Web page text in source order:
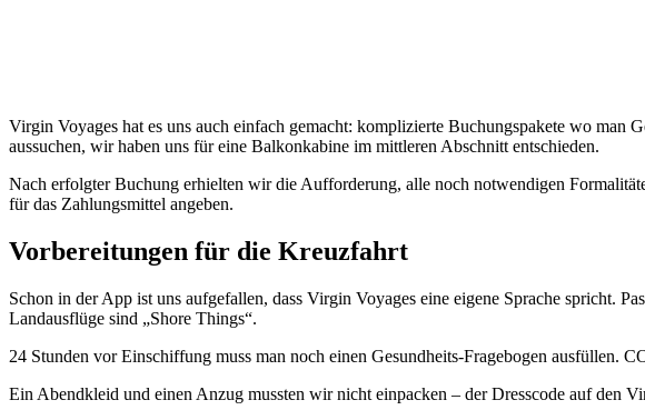
Virgin Voyages hat es uns auch einfach gemacht: komplizierte Buchungspakete wo man
aussuchen, wir haben uns für eine Balkonkabine im mittleren Abschnitt entschieden.
Nach erfolgter Buchung erhielten wir die Aufforderung, alle noch notwendigen
für das Zahlungsmittel angeben.
Vorbereitungen für die Kreuzfahrt
Schon in der App ist uns aufgefallen, dass Virgin Voyages eine eigene Sprache spricht.
Landausflüge sind „Shore Things“.
24 Stunden vor Einschiffung muss man noch einen Gesundheits-Fragebogen ausfüllen.
Ein Abendkleid und einen Anzug mussten wir nicht einpacken – der Dresscode auf den